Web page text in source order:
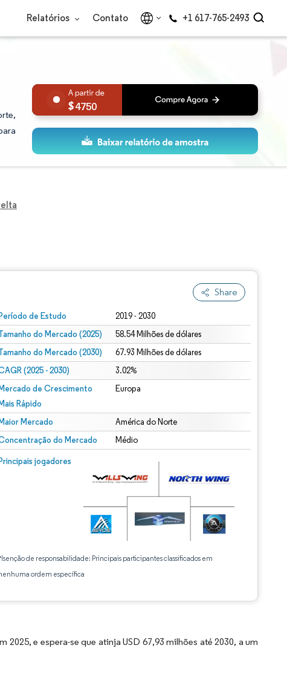
Relatórios Contato +1 617-765-2493
4750
Share
de Estudo 2019 - 2030
do Mercado (2025) 58.54 Milhões de dólares
do Mercado (2030) 67.93 Milhões de dólares
(2025 - 2030) 3.02%
de Crescimento
Rápido
Europa
Mercado América do Norte
do Mercado Médio
jogadores
de responsabilidade: Principais participantes classificados em
ordem específica
e espera-se que atinja USD 67,93 milhões até 2030, a um